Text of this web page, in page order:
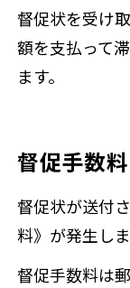
督促状を受け
額を支払って
ます。
督促手数
督促状が送付
料》が発生しま
督促手数料は